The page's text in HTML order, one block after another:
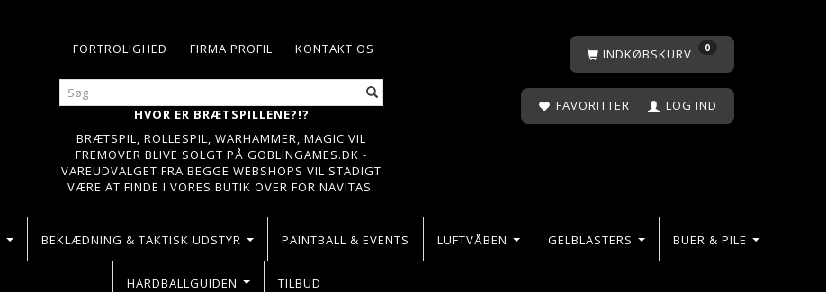
KONTAKT OS
FIRMA PROFIL
FORTROLIGHED
HVOR ER BRÆTSPILLENE?!?
BRÆTSPIL, ROLLESPIL, WARHAMMER, MAGIC VIL
FREMOVER BLIVE SOLGT PÅ GOBLINGAMES.DK -
VAREUDVALGET FRA BEGGE WEBSHOPS VIL STADIGT
VÆRE AT FINDE I VORES BUTIK OVER FOR NAVITAS.
INDKØBSKURV 0
FAVORITTER LOG IND
BEKLÆDNING & TAKTISK UDSTYR PAINTBALL & EVENTS LUFTVÅBEN GELBLASTERS BUER & PILE
HARDBALLGUIDEN TILBUD